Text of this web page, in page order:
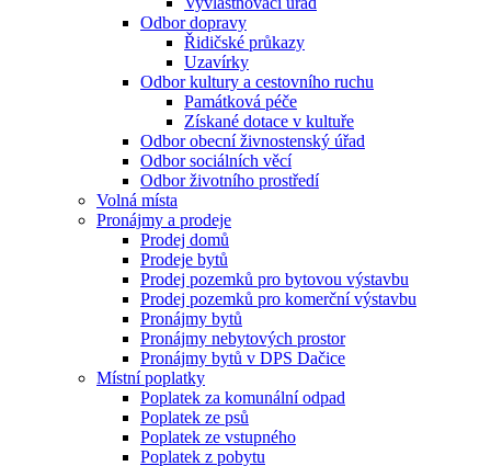
Odbor dopravy
Řidičské průkazy
Uzavírky
Odbor kultury a cestovního ruchu
Památková péče
Získané dotace v kultuře
Odbor obecní živnostenský úřad
Odbor sociálních věcí
Odbor životního prostředí
Volná místa
Pronájmy a prodeje
Prodej domů
Prodeje bytů
Prodej pozemků pro bytovou výstavbu
Prodej pozemků pro komerční výstavbu
Pronájmy bytů
Pronájmy nebytových prostor
Pronájmy bytů v DPS Dačice
Místní poplatky
Poplatek za komunální odpad
Poplatek ze psů
Poplatek ze vstupného
Poplatek z pobytu